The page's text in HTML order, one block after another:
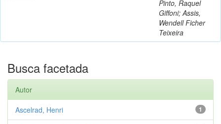
Pinto, Raquel
Giffoni; Assis,
Wendell Ficher
Teixeira
Busca facetada
Autor
1
Ascelrad, Henri